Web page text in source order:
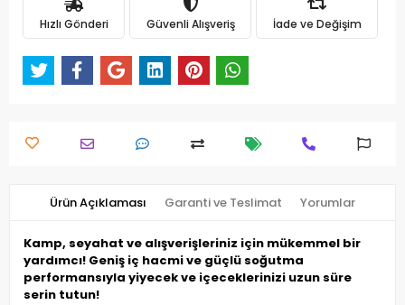
Hızlı Gönderi Güvenli Alışveriş İade ve Değişim
Ürün Açıklaması Garanti ve Teslimat Yorumlar
Kamp, seyahat ve alışverişleriniz için mükemmel bir
yardımcı! Geniş iç hacmi ve güçlü soğutma
performansıyla yiyecek ve içeceklerinizi uzun süre
serin tutun!